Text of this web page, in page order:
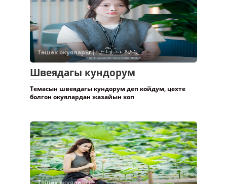
Төшөк окуялары.
Швеядагы кундорум
Темасын швеядагы кундорум деп койдум, цехте